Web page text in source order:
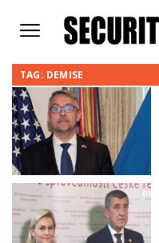
TAG: DEMISE